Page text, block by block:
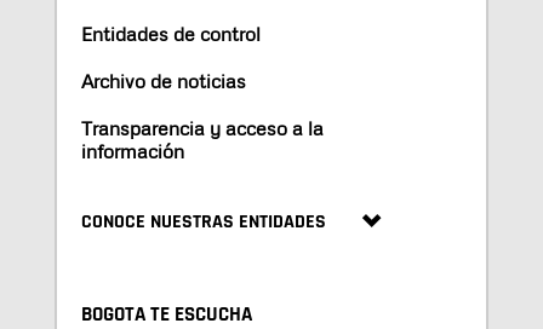
Entidades de control
Archivo de noticias
Transparencia y acceso a la
información
CONOCE NUESTRAS ENTIDADES
BOGOTA TE ESCUCHA